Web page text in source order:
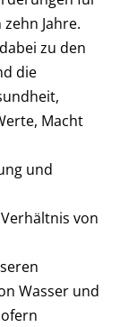
Jahre.
zu den
die
Macht
und
von
Wasser und